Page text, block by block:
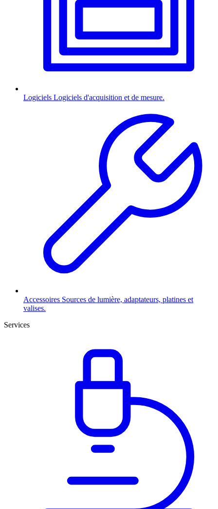
Logiciels Logiciels d'acquisition et de mesure.
Accessoires Sources de lumière, adaptateurs, platines et
valises.
Services